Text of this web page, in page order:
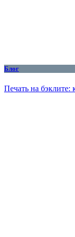
Блог
Печать на бэклите: